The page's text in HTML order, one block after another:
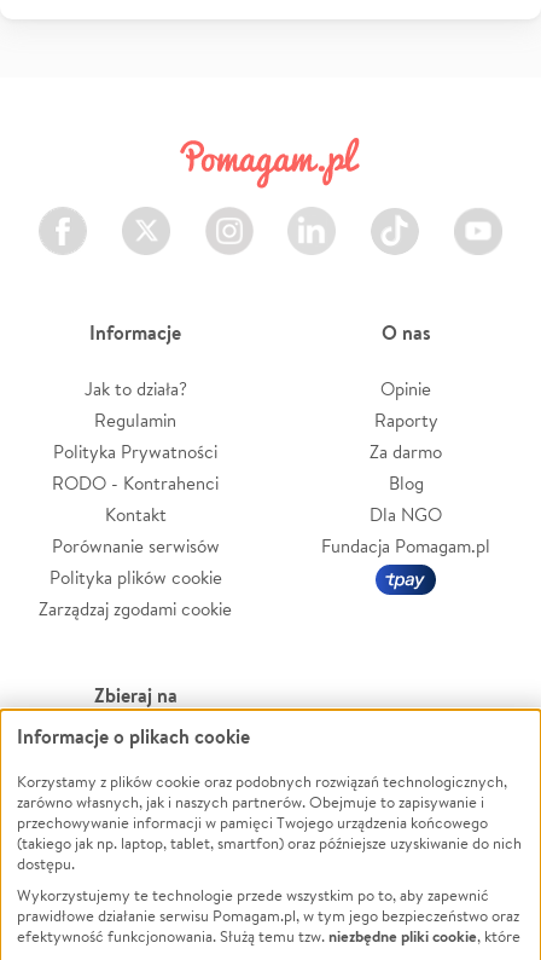
Facebook Twitter Instagram LinkedIn TikTok Youtube
Informacje
Jak to działa?
Regulamin
Polityka Prywatności
RODO - Kontrahenci
Kontakt
Porównanie serwisów
Polityka plików cookie
Zarządzaj zgodami cookie
O nas
Opinie
Raporty
Za darmo
Blog
Dla NGO
Fundacja Pomagam.pl
Zbieraj na
Leczenie
Zwierzęta
Pożar
Ukraina
Pomoc Finansowa
Projekty
Powódź
Wichura
NGO
Edukacja
Podróż
Informacje o plikach cookie
Korzystamy z plików cookie oraz podobnych rozwiązań technologicznych,
zarówno własnych, jak i naszych partnerów. Obejmuje to zapisywanie i
przechowywanie informacji w pamięci Twojego urządzenia końcowego
(takiego jak np. laptop, tablet, smartfon) oraz późniejsze uzyskiwanie do nich
dostępu.
Wykorzystujemy te technologie przede wszystkim po to, aby zapewnić
prawidłowe działanie serwisu Pomagam.pl, w tym jego bezpieczeństwo oraz
efektywność funkcjonowania. Służą temu tzw.niezbędne pliki cookie, które